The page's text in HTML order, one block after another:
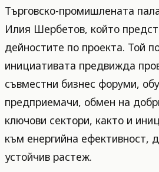
Търговско-промишлената
Илия Шербетов, който
дейностите по проекта. Той
инициативата предвижда
съвместни бизнес форуми,
предприемачи, обмен на
ключови сектори, както и
към енергийна ефективност,
устойчив растеж.